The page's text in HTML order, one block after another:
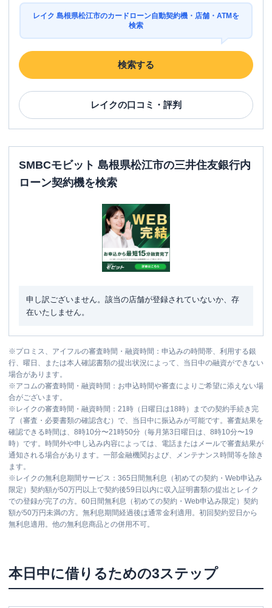
レイク 島根県松江市のカードローン自動契約機・店舗・ATMを
検索
検索する
レイクの口コミ・評判
SMBCモビット 島根県松江市の三井住友銀行内
ローン契約機を検索
申し訳ございません。該当の店舗が登録されていないか、存
在いたしません。
※プロミス、アイフルの審査時間・融資時間：申込みの時間帯、利用する銀
行、曜日、または本人確認書類の提出状況によって、当日中の融資ができない
場合があります。
※アコムの審査時間・融資時間：お申込時間や審査によりご希望に添えない場
合がございます。
※ レイクの審査時間・融資時間：21時（日曜日は18時）までの契約手続き完
了（審査・必要書類の確認含む）で、当日中に振込みが可能です。審査結果を
確認できる時間は、8時10分〜21時50分（毎月第3日曜日は、8時10分〜19
時）です。時間外や申し込み内容によっては、電話またはメールで審査結果が
通知される場合があります。一部金融機関および、メンテナンス時間等を除き
ます。
※ レイクの無利息期間サービス：365日間無利息（初めての契約・Web申込み
限定）契約額が50万円以上で契約後59日以内に収入証明書類の提出とレイク
での登録が完了の方。60日間無利息（初めての契約・Web申込み限定）契約
額が50万円未満の方。無利息期間経過後は通常金利適用。初回契約翌日から
無利息適用。他の無利息商品との併用不可。
本日中に借りるための3ステップ